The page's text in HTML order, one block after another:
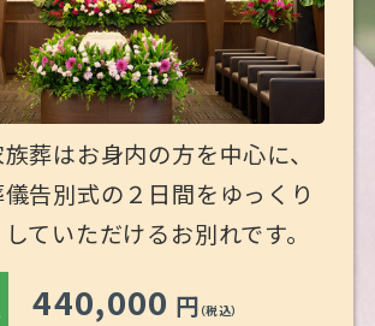
葬はお身内の方を中心に、
告別式の２日間をゆっくり
ていただけるお別れです。
440,000 円 （税込）